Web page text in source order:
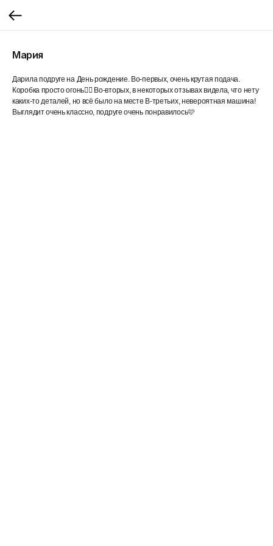
Мария
Дарила подруге на День рождение. Во-первых, очень крутая подача.
Коробка просто огонь❤️‍🔥 Во-вторых, в некоторых отзывах видела, что нету
каких-то деталей, но всё было на месте В-третьих, невероятная машина!
Выглядит очень классно, подруге очень понравилось🩷